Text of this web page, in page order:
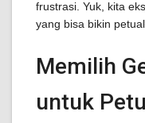
frustrasi. Yuk, kita
yang bisa bikin
Memilih
untuk